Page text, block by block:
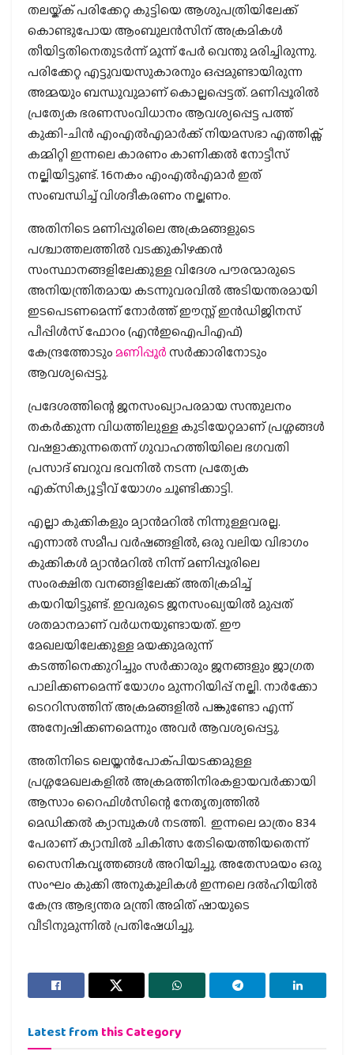
തലയ്ക്ക് പരിക്കേറ്റ കുട്ടിയെ ആശുപത്രിയിലേക്ക്
കൊണ്ടുപോയ ആംബുലന്‍സിന് അക്രമികള്‍
തീയിട്ടതിനെതുടര്‍ന്ന് മൂന്ന് പേര്‍ വെന്തു മരിച്ചിരുന്നു.
പരിക്കേറ്റ എട്ടുവയസുകാരനും ഒപ്പമുണ്ടായിരുന്ന
അമ്മയും ബന്ധുവുമാണ് കൊല്ലപ്പെട്ടത്. മണിപ്പൂരില്‍
പ്രത്യേക ഭരണസംവിധാനം ആവശ്യപ്പെട്ട പത്ത്
കുക്കി-ചിന്‍ എംഎല്‍എമാര്‍ക്ക് നിയമസഭാ എത്തിക്സ്
കമ്മിറ്റി ഇന്നലെ കാരണം കാണിക്കല്‍ നോട്ടീസ്
നല്കിയിട്ടുണ്ട്. 16നകം എംഎല്‍എമാര്‍ ഇത്
സംബന്ധിച്ച് വിശദീകരണം നല്കണം.
അതിനിടെ മണിപ്പൂരിലെ അക്രമങ്ങളുടെ
പശ്ചാത്തലത്തില്‍ വടക്കുകിഴക്കന്‍
സംസ്ഥാനങ്ങളിലേക്കുള്ള വിദേശ പൗരന്മാരുടെ
അനിയന്ത്രിതമായ കടന്നുവരവില്‍ അടിയന്തരമായി
ഇടപെടണമെന്ന് നോര്‍ത്ത് ഈസ്റ്റ് ഇന്‍ഡിജിനസ്
പീപ്പിള്‍സ് ഫോറം (എന്‍ഇഐപിഎഫ്)
കേന്ദ്രത്തോടുംമണിപ്പൂര്‍സര്‍ക്കാരിനോടും
ആവശ്യപ്പെട്ടു.
പ്രദേശത്തിന്റെ ജനസംഖ്യാപരമായ സന്തുലനം
തകര്‍ക്കുന്ന വിധത്തിലുള്ള കുടിയേറ്റമാണ് പ്രശ്നങ്ങള്‍
വഷളാക്കുന്നതെന്ന് ഗുവാഹത്തിയിലെ ഭഗവതി
പ്രസാദ് ബറുവ ഭവനില്‍ നടന്ന പ്രത്യേക
എക്‌സിക്യൂട്ടീവ് യോഗം ചൂണ്ടിക്കാട്ടി.
എല്ലാ കുക്കികളും മ്യാന്‍മറില്‍ നിന്നുള്ളവരല്ല.
എന്നാല്‍ സമീപ വര്‍ഷങ്ങളില്‍, ഒരു വലിയ വിഭാഗം
കുക്കികള്‍ മ്യാന്‍മറില്‍ നിന്ന് മണിപ്പൂരിലെ
സംരക്ഷിത വനങ്ങളിലേക്ക് അതിക്രമിച്ച്
കയറിയിട്ടുണ്ട്. ഇവരുടെ ജനസംഖ്യയില്‍ മുപ്പത്
ശതമാനമാണ് വര്‍ധനയുണ്ടായത്. ഈ
മേഖലയിലേക്കുള്ള മയക്കുമരുന്ന്
കടത്തിനെക്കുറിച്ചും സര്‍ക്കാരും ജനങ്ങളും ജാഗ്രത
പാലിക്കണമെന്ന് യോഗം മുന്നറിയിപ്പ് നല്കി. നാര്‍ക്കോ
ടെററിസത്തിന് അക്രമങ്ങളില്‍ പങ്കുണ്ടോ എന്ന്
അന്വേഷിക്കണമെന്നും അവര്‍ ആവശ്യപ്പെട്ടു.
അതിനിടെ ലെയ്തന്‍പോക്പിയടക്കമുള്ള
പ്രശ്നമേഖലകളില്‍ അക്രമത്തിനിരകളായവര്‍ക്കായി
ആസാം റൈഫിള്‍സിന്റെ നേതൃത്വത്തില്‍
മെഡിക്കല്‍ ക്യാമ്പുകള്‍ നടത്തി. ഇന്നലെ മാത്രം 834
പേരാണ് ക്യാമ്പില്‍ ചികിത്സ തേടിയെത്തിയതെന്ന്
സൈനികവൃത്തങ്ങള്‍ അറിയിച്ചു. അതേസമയം ഒരു
സംഘം കുക്കി അനുകൂലികള്‍ ഇന്നലെ ദല്‍ഹിയില്‍
കേന്ദ്ര ആഭ്യന്തര മന്ത്രി അമിത് ഷായുടെ
വീടിനുമുന്നില്‍ പ്രതിഷേധിച്ചു.
Latest from this Category